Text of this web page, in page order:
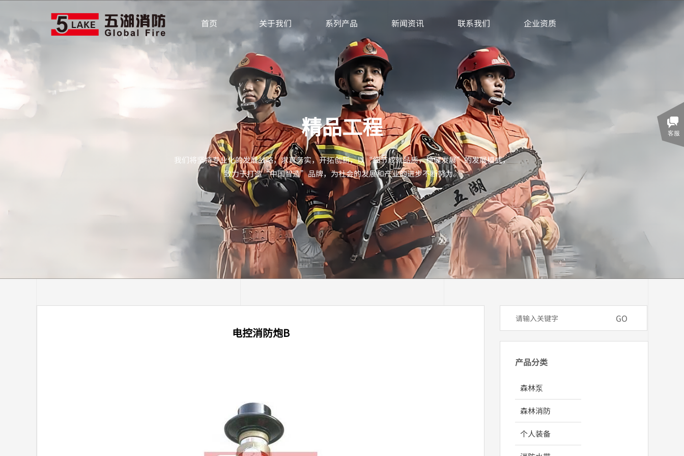
首页 关于我们 系列产品 新闻资讯 联系我们 企业资质
精品工程
我们将坚持专业化的发展战略，求真务实，开拓创新，以“细节成就品质，稳健发展”的发展模式，
致力于打造“中国智造”品牌，为社会的发展和产业的进步不断努力。
GO
电控消防炮B
森林泵
森林消防
个人装备
产品分类
客服